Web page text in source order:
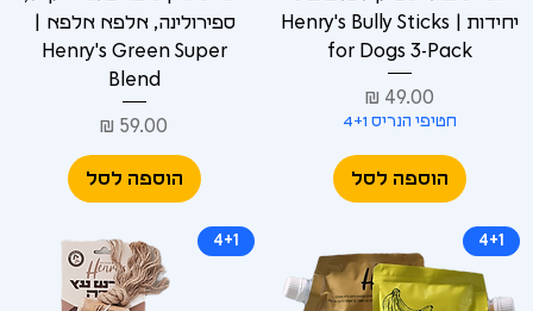
יחידות | Henry's Bully Sticks
for Dogs 3-Pack
מחיר
חטיפי הנריס 4+1
הוספה לסל
ספירולינה, אלפא אלפא |
Henry's Green Super
Blend
מחיר
הוספה לסל
4+1
4+1